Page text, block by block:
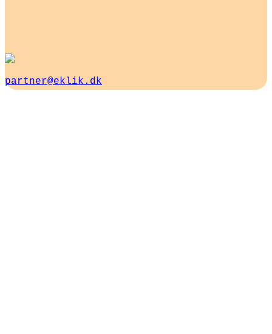
partner@eklik.dk